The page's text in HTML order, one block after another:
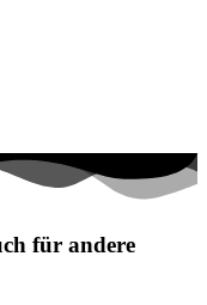
für andere